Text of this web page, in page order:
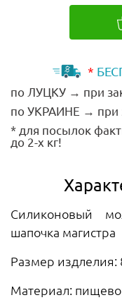
*
по ЛУЦКУ → при
по УКРАИНЕ → при
* для посылок
до 2-х кг!
Силиконовый
шапочка магистра
Размер издлелия:
Материал: